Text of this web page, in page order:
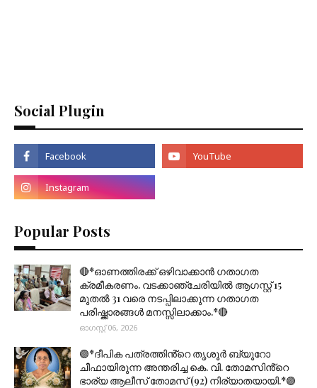
Social Plugin
Popular Posts
🔴*ഓണത്തിരക്ക് ഒഴിവാക്കാൻ ഗതാഗത
ക്രമീകരണം. വടക്കാഞ്ചേരിയിൽ ആഗസ്റ്റ് 15
മുതല്‍ 31 വരെ നടപ്പിലാക്കുന്ന ഗതാഗത
പരിഷ്ക്കാരങ്ങൾ മനസ്സിലാക്കാം.*🔴
ഓഗസ്റ്റ് 06, 2026
🟣*ദീപിക പത്രത്തിൻ്റെ തൃശൂർ ബ്യൂറോ
ചീഫായിരുന്ന അന്തരിച്ച കെ. വി. തോമസിൻ്റെ
ഭാര്യ ആലീസ് തോമസ് (92) നിര്യാതയായി.*🟣